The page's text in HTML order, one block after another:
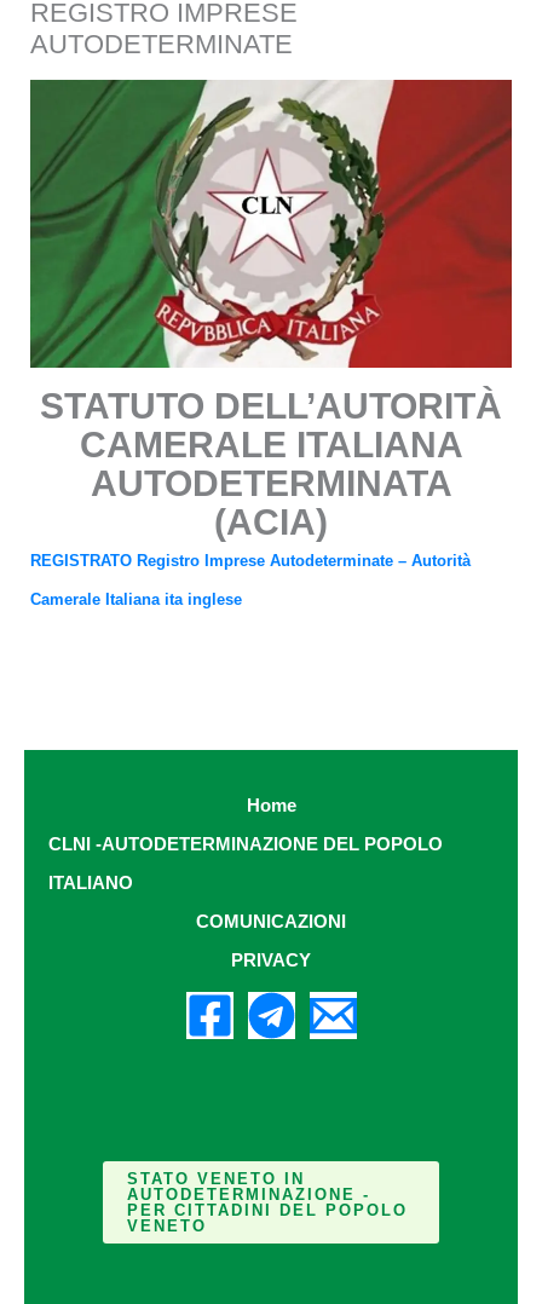
REGISTRO IMPRESE
AUTODETERMINATE
STATUTO DELL’AUTORITÀ
CAMERALE ITALIANA
AUTODETERMINATA
(ACIA)
REGISTRATO Registro Imprese Autodeterminate – Autorità
Camerale Italiana ita inglese
Home
CLNI -AUTODETERMINAZIONE DEL POPOLO
ITALIANO
COMUNICAZIONI
PRIVACY
STATO VENETO IN
AUTODETERMINAZIONE -
PER CITTADINI DEL POPOLO
VENETO